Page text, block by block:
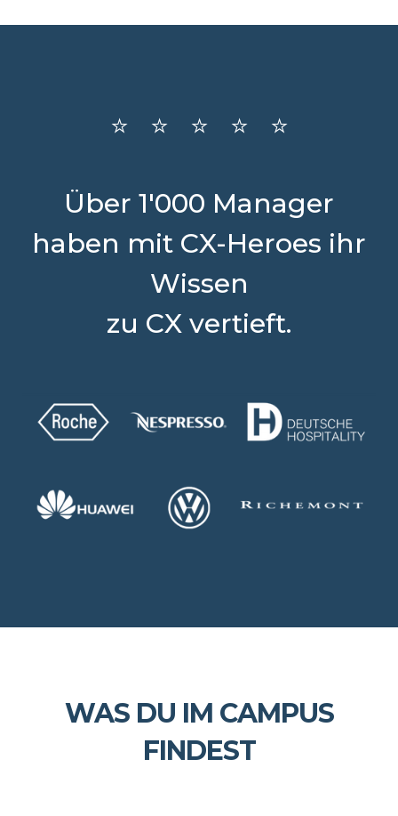
⭐️ ⭐️ ⭐️ ⭐️ ⭐️
Über 1'000 Manager
haben mit CX-Heroes ihr
Wissen
zu CX vertieft.
WAS DU IM CAMPUS
FINDEST